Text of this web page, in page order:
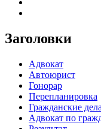
Заголовки
Адвокат
Автоюрист
Гонорар
Перепланировка
Гражданские дела
Адвокат по